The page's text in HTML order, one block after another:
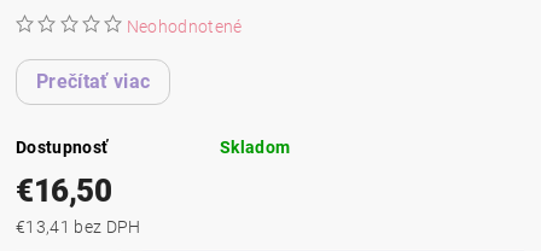
Neohodnotené
Prečítať viac
Dostupnosť Skladom
€16,50
€13,41 bez DPH